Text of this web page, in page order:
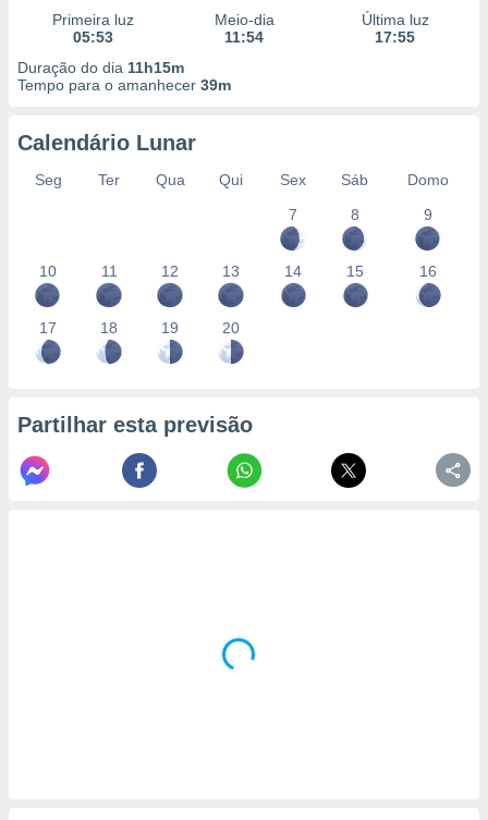
Primeira luz
05:53
Meio-dia
11:54
Última luz
17:55
Duração do dia 11h15m
Tempo para o amanhecer 39m
Calendário Lunar
Seg Ter Qua Qui Sex Sáb
Domo
7
8 9
10 11 12 13 14 15 16
17 18 19 20
Partilhar esta previsão